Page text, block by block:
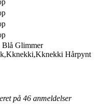
Glimmer
Hårpynt
på 46 anmeldelser